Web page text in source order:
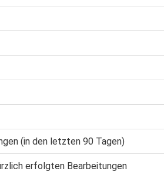
(in den letzten 90 Tagen)
erfolgten Bearbeitungen